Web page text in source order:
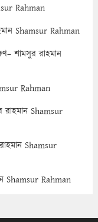
Rahman
Shamsur Rahman
শামসুর রাহমান
Rahman
রাহমান Shamsur
Shamsur
Shamsur Rahman